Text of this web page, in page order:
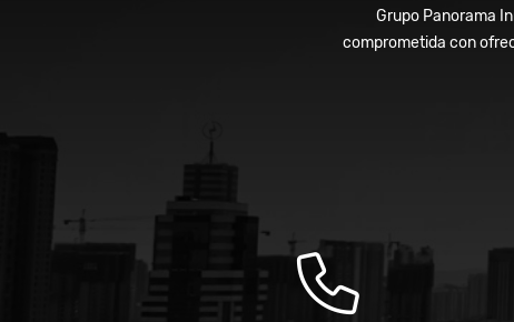
Grupo Panorama
comprometida con